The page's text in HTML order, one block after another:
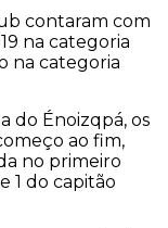
contaram com
na categoria
na categoria
do Énoizqpá, os
ao fim,
no primeiro
1 do capitão